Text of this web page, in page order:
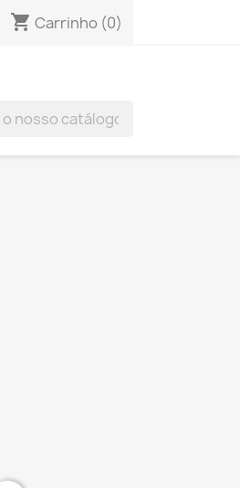
shopping_cart Carrinho (0)